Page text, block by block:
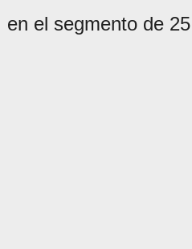
en el segmento de